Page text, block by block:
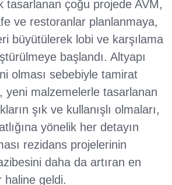
tasarlanan çoğu projede AVM,
ve restoranlar planlanmaya,
büyütülerek lobi ve karşılama
başlandı. Altyapı
olması sebebiyle tamirat
yeni malzemelerle tasarlanan
şık ve kullanışlı olmaları,
yönelik her detayın
rezidans projelerinin
daha da artıran en
haline geldi.